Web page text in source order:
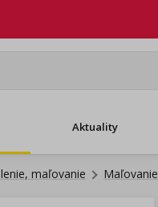
Aktuality
maľovanie Maľovanie